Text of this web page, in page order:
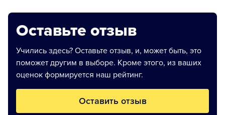
Оставьте отзыв
Учились здесь? Оставьте отзыв, и, может быть, это
поможет другим в выборе. Кроме этого, из ваших
оценок формируется наш рейтинг.
Оставить отзыв